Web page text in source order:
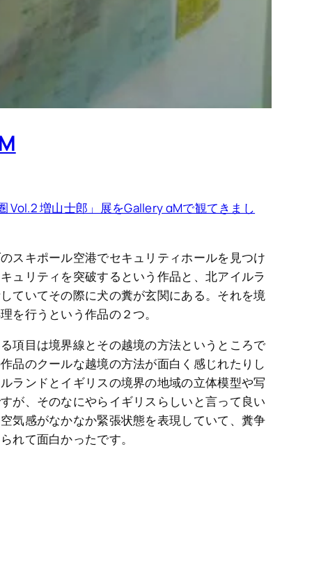
Vol.2 増山士郎」展をGallery αMで観てきまし
スキポール空港でセキュリティホールを見つけ
ュリティを突破するという作品と、北アイルラ
ていてその際に犬の糞が玄関にある。それを境
を行うという作品の２つ。
項目は境界線とその越境の方法というところで
品のクールな越境の方法が面白く感じれたりし
ランドとイギリスの境界の地域の立体模型や写
が、そのなにやらイギリスらしいと言って良い
気感がなかなか緊張状態を表現していて、糞争
れて面白かったです。